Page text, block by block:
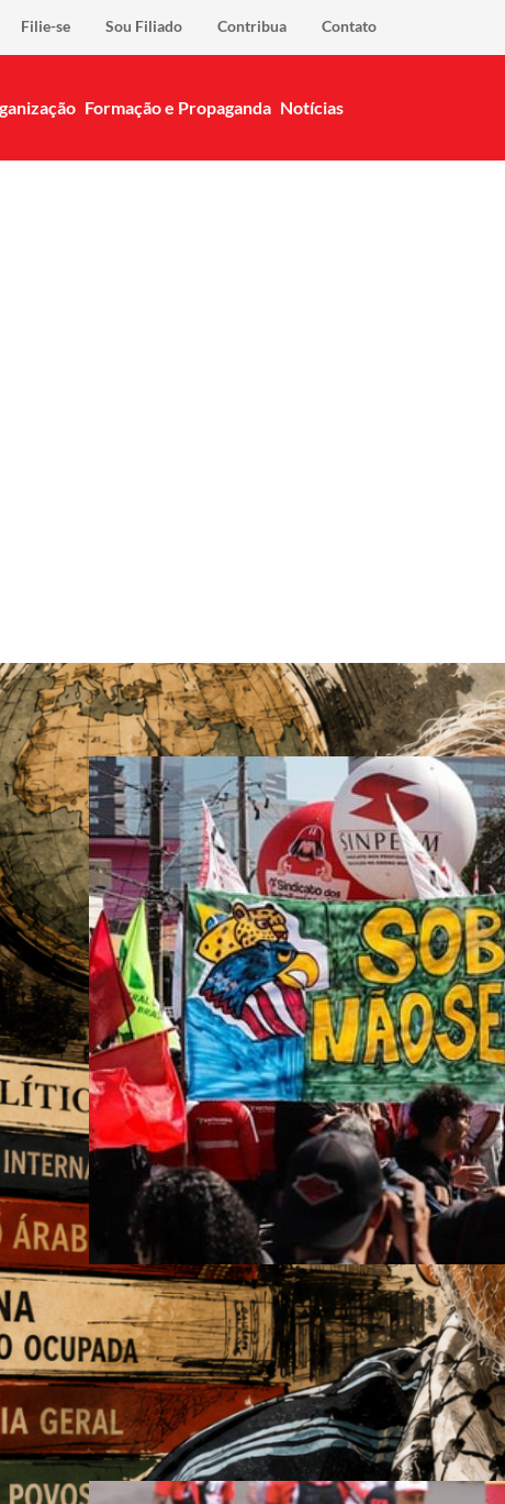
Filie-se Sou Filiado Contribua Contato
Formação e Propaganda Notícias
ESPECIAIS
PCdoB alerta para ofensiva de
Trump e propõe rumos
soberanos com Lula